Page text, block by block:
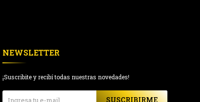
NEWSLETTER
¡Suscribite y recibí todas nuestras novedades!
SUSCRIBIRME